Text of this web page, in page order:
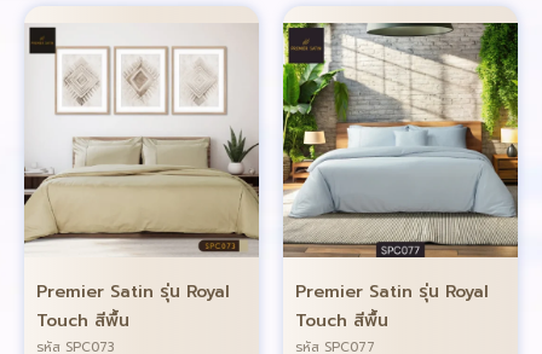
Premier Satin รุ่น Royal
Touch สีพื้น
รหัส SPC073
Premier Satin รุ่น Royal
Touch สีพื้น
รหัส SPC077